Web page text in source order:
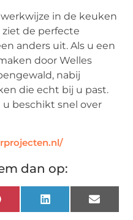
in de keuken
ziet de perfecte
anders uit. Als u een
door Welles
nabij
die echt bij u past.
u beschikt snel over
dan op:
Pinterest LinkedIn Email